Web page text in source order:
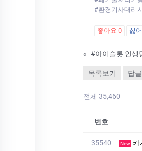
#환경기사대리
좋아요 0 싫
«
목록보기 답
전체 35,460
번호
35540 New 카­